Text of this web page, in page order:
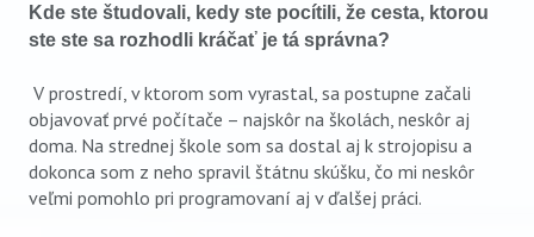
Kde ste študovali, kedy ste pocítili, že cesta, ktorou
ste ste sa rozhodli kráčať je tá správna?
V prostredí, v ktorom som vyrastal, sa postupne začali
objavovať prvé počítače – najskôr na školách, neskôr aj
doma. Na strednej škole som sa dostal aj k strojopisu a
dokonca som z neho spravil štátnu skúšku, čo mi neskôr
veľmi pomohlo pri programovaní aj v ďalšej práci.